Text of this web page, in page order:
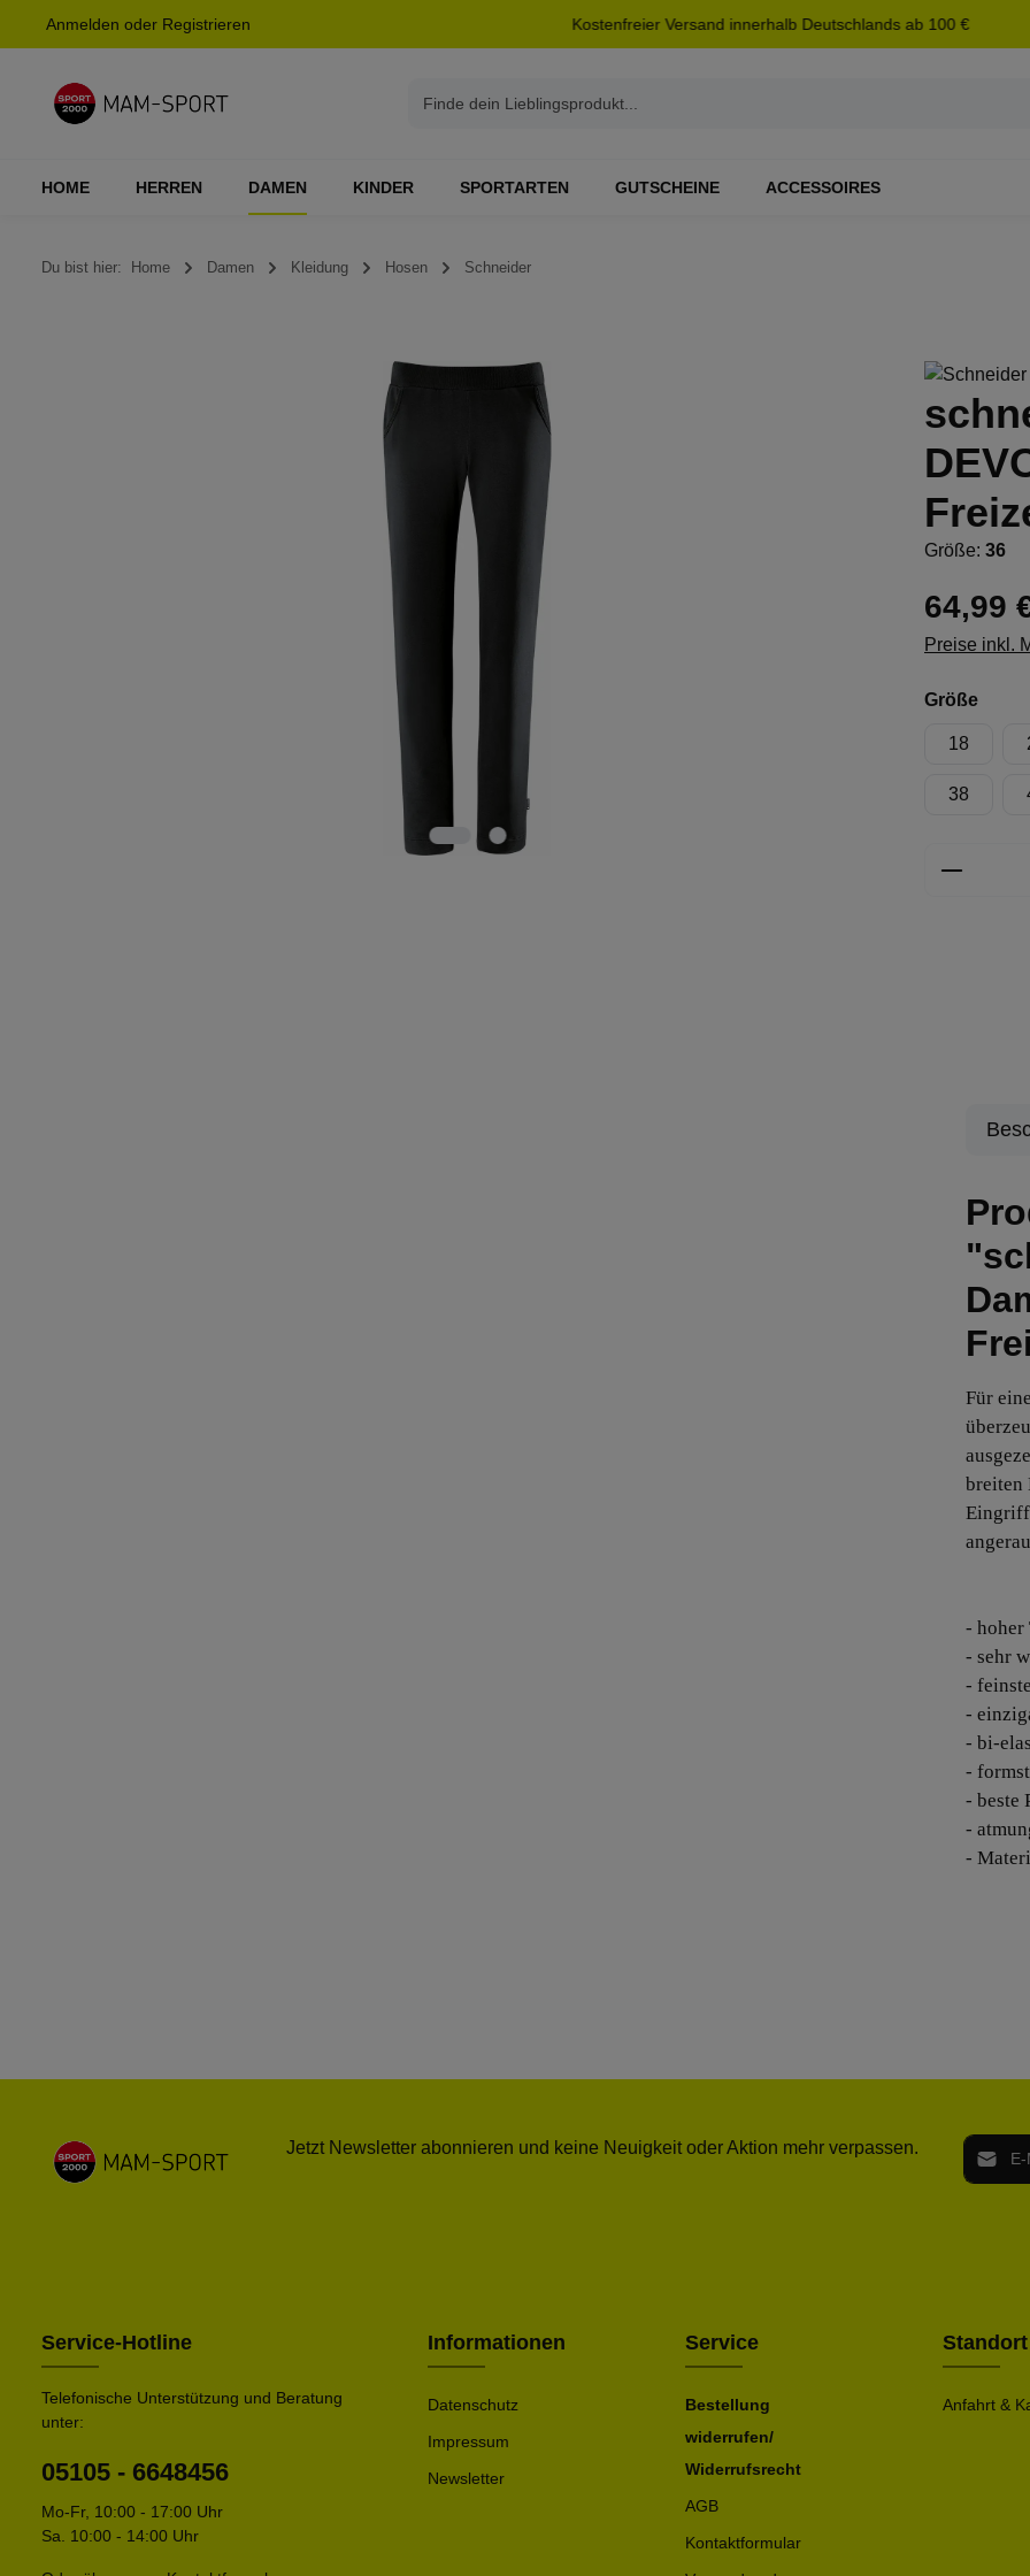
Zur Hauptnavigation springen
Anmelden oder Registrieren Kostenfreier Versand innerhalb Deutschlands ab 100 €
HOME HERREN DAMEN KINDER SPORTARTEN GUTSCHEINE ACCESSOIRES
Du bist hier: Home Damen Kleidung Hosen Schneider
Größe: 36
64,99
Preise inkl.
Größe
18
38
Für
breiten
- hoher
- sehr
-
-
- bi-
-
- beste
-
-
Jetzt Newsletter abonnieren und keine Neuigkeit oder Aktion mehr verpassen. E-Mail-
Service-Hotline
Telefonische Unterstützung und Beratung
unter:
05105 - 6648456
Mo-Fr, 10:00 - 17:00 Uhr
Sa. 10:00 - 14:00 Uhr
Informationen
Datenschutz
Impressum
Newsletter
Service
Bestellung
widerrufen/
Widerrufsrecht
AGB
Kontaktformular
Standort
Anfahrt &